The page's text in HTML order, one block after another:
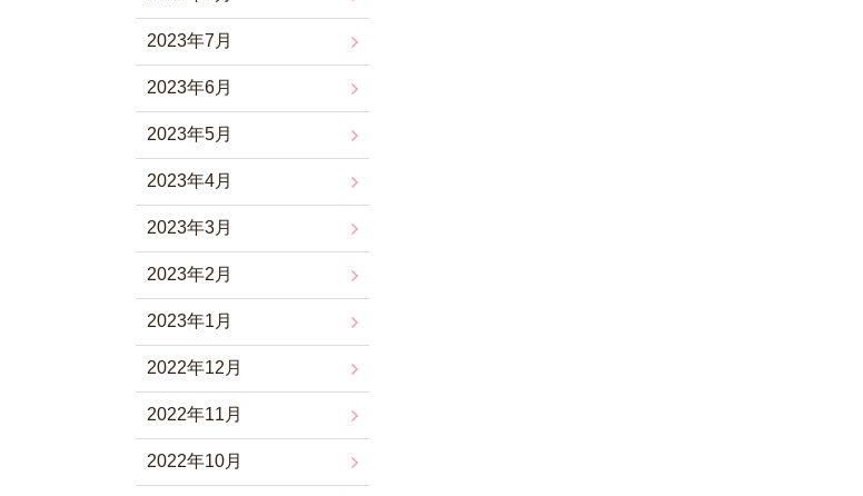
2023年7月
2023年6月
2023年5月
2023年4月
2023年3月
2023年2月
2023年1月
2022年12月
2022年11月
2022年10月